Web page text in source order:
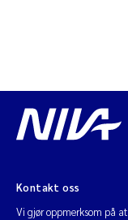
Kontakt oss
Vi gjør oppmerksom på